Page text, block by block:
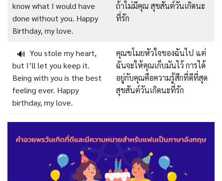
know what I would have
done without you. Happy
Birthday, my love.
ถ้าไม่มีคุณ สุขสันต์วันเกิดนะ
ที่รัก
🔊 You stole my heart,
but I’ll let you keep it.
Being with you is the best
feeling ever. Happy
birthday, my love.
คุณขโมยหัวใจของฉันไป แต่
ฉันจะให้คุณเก็บมันไว้ การได้
อยู่กับคุณคือความรู้สึกที่ดีที่สุด
สุขสันต์วันเกิดนะที่รัก